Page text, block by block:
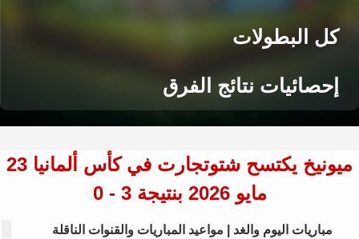
كل البطولات
إحصائيات نتائج الفرق
ميونيخ يكتسح شتوتجارت في كأس ألمانيا 23
مايو 2026 بنتيجة 3 - 0
مباريات اليوم والغد | مواعيد المباريات والقنوات الناقلة